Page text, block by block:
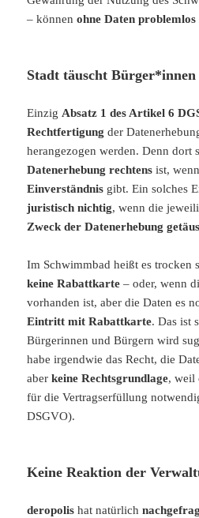
– könnenohne Daten problemlos
Stadt täuscht Bürger*innen
EinzigAbsatz 1 des Artikel 6
Rechtfertigungder
herangezogen werden. Denn dort
Datenerhebung rechtens ist,
Einverständnis gibt. Ein solches
juristisch nichtig, wenn die
Zweck der Datenerhebung
Im Schwimmbad heißt es trocken
keine Rabattkarte – oder, wenn
vorhanden ist, aber die Daten es
Eintritt mit Rabattkarte. Das ist
Bürgerinnen und Bürgern wird
habe irgendwie das Recht, die
aberkeine Rechtsgrundlage, weil
für die Vertragserfüllung
DSGVO).
Keine Reaktion der
deropolishat natürlich